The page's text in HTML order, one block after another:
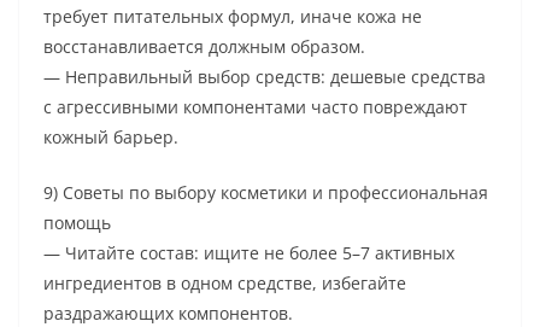
требует питательных формул, иначе кожа не
восстанавливается должным образом.
— Неправильный выбор средств: дешевые средства
с агрессивными компонентами часто повреждают
кожный барьер.
9) Советы по выбору косметики и профессиональная
помощь
— Читайте состав: ищите не более 5–7 активных
ингредиентов в одном средстве, избегайте
раздражающих компонентов.